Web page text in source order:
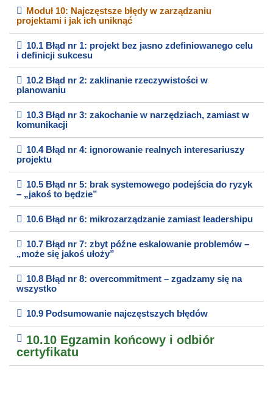
Moduł 10: Najczęstsze błędy w zarządzaniu
projektami i jak ich uniknąć
10.1 Błąd nr 1: projekt bez jasno zdefiniowanego celu
i definicji sukcesu
10.2 Błąd nr 2: zaklinanie rzeczywistości w
planowaniu
10.3 Błąd nr 3: zakochanie w narzędziach, zamiast w
komunikacji
10.4 Błąd nr 4: ignorowanie realnych interesariuszy
projektu
10.5 Błąd nr 5: brak systemowego podejścia do ryzyk
– „jakoś to będzie”
10.6 Błąd nr 6: mikrozarządzanie zamiast leadershipu
10.7 Błąd nr 7: zbyt późne eskalowanie problemów –
„może się jakoś ułoży”
10.8 Błąd nr 8: overcommitment – zgadzamy się na
wszystko
10.9 Podsumowanie najczęstszych błędów
10.10 Egzamin końcowy i odbiór
certyfikatu